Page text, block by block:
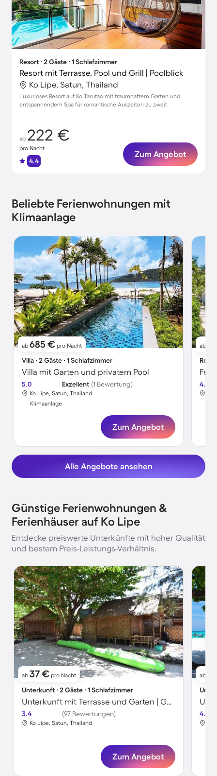
Resort ∙ 2 Gäste ∙ 1 Schlafzimmer
Resort mit Terrasse, Pool und Grill | Poolblick
Ko Lipe, Satun, Thailand
Luxuriöses Resort auf Ko Tarutao mit traumhaftem Garten und
entspannendem Spa für romantische Auszeiten zu zweit
ab 222 €
pro Nacht
4.4
Zum Angebot
Beliebte Ferienwohnungen mit
Klimaanlage
ab 685 € pro Nacht
Villa ∙ 2 Gäste ∙ 1 Schlafzimmer
Villa mit Garten und privatem Pool
5.0 Exzellent (1 Bewertung)
Ko Lipe, Satun, Thailand
Klimaanlage
Zum Angebot
ab
4.4
Alle Angebote ansehen
Günstige Ferienwohnungen &
Ferienhäuser auf Ko Lipe
Entdecke preiswerte Unterkünfte mit hoher Qualität
und bestem Preis-Leistungs-Verhältnis.
ab 37 € pro Nacht
Unterkunft ∙ 2 Gäste ∙ 1 Schlafzimmer
Unterkunft mit Terrasse und Garten | Gartenblick
3.4 (97 Bewertungen)
Ko Lipe, Satun, Thailand
Zum Angebot
ab
4.0